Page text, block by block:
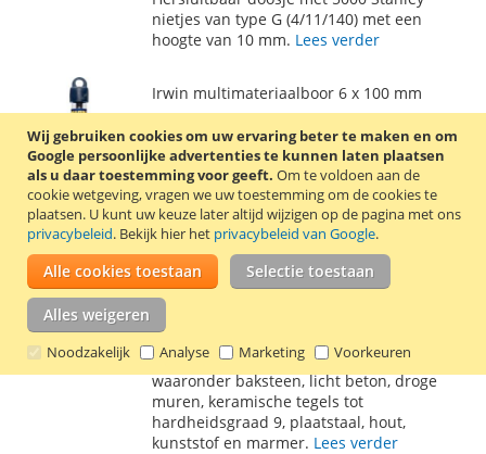
Wij gebruiken cookies om uw ervaring beter te maken en om
Google persoonlijke advertenties te kunnen laten plaatsen
als u daar toestemming voor geeft. Om te voldoen aan de
cookie wetgeving, vragen we uw toestemming om de cookies te
plaatsen. U kunt uw keuze later altijd wijzigen op de pagina met ons
privacybeleid. Bekijk hier het privacybeleid van Google.
Alle cookies toestaan Selectie toestaan
Alles weigeren
Noodzakelijk Analyse Marketing Voorkeuren
AAN
VERLANGLIJST
TE
nietjes van type G (4/11/140) met een
hoogte van 10 mm. Lees verder
Irwin multimateriaalboor 6 x 100 mm
Incl. 21% BTW, excl.verzendkosten
In Winkelwagen
VOEG
TOE
AAN
TOEVOEGEN
OM
TE
Deze Irwin Joran multimateriaalboor heeft
een diameter van 6,0 mm, is 100 mm lang
Irwin multimateriaalboor is ontworpen om
in meerdere materialen te boren,
waaronder baksteen, licht beton, droge
muren, keramische tegels tot
hardheidsgraad 9, plaatstaal, hout,
kunststof en marmer. Lees verder